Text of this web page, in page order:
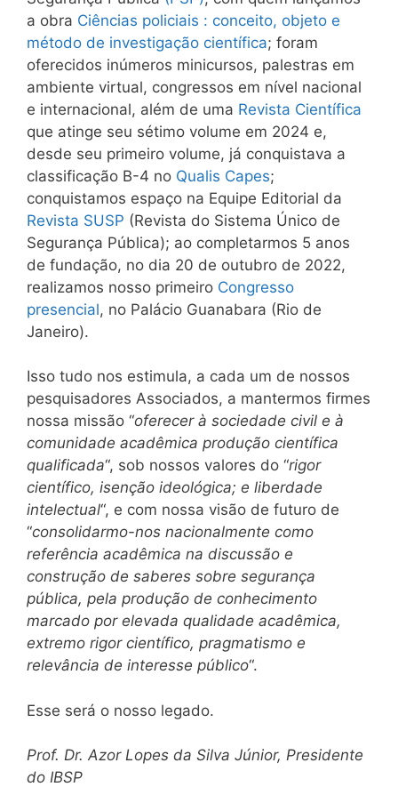
a obra Ciências policiais : conceito, objeto e
método de investigação científica; foram
oferecidos inúmeros minicursos, palestras em
ambiente virtual, congressos em nível nacional
e internacional, além de uma Revista Científica
que atinge seu sétimo volume em 2024 e,
desde seu primeiro volume, já conquistava a
classificação B-4 no Qualis Capes;
conquistamos espaço na Equipe Editorial da
Revista SUSP (Revista do Sistema Único de
Segurança Pública); ao completarmos 5 anos
de fundação, no dia 20 de outubro de 2022,
realizamos nosso primeiro Congresso
presencial, no Palácio Guanabara (Rio de
Janeiro).
Isso tudo nos estimula, a cada um de nossos
pesquisadores Associados, a mantermos firmes
nossa missão “oferecer à sociedade civil e à
comunidade acadêmica produção científica
qualificada“, sob nossos valores do “rigor
científico, isenção ideológica; e liberdade
intelectual“, e com nossa visão de futuro de
“consolidarmo-nos nacionalmente como
referência acadêmica na discussão e
construção de saberes sobre segurança
pública, pela produção de conhecimento
marcado por elevada qualidade acadêmica,
extremo rigor científico, pragmatismo e
relevância de interesse público“.
Esse será o nosso legado.
Prof. Dr. Azor Lopes da Silva Júnior, Presidente
do IBSP